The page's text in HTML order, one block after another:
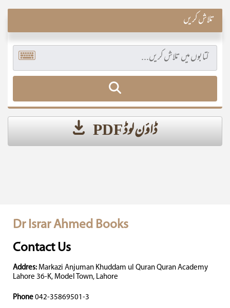
تلاش کریں
ڈاؤن لوڈ PDF
Dr Israr Ahmed Books
Contact Us
Addres: Markazi Anjuman Khuddam ul Quran Quran Academy
Lahore 36-K, Model Town, Lahore
Phone 042-35869501-3